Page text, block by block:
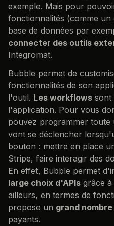
exemple. Mais pour
fonctionnalités (comme
base de données par
connecter des outils
Integromat.
Bubble permet de
fonctionnalités de son
l'outil. Les workflows sont
l'application. Pour vous
pouvez programmer toute
vont se déclencher
bouton : mettre en place
Stripe, faire interagir des
En effet, Bubble permet
large choix d'APIs grâce
ailleurs, en termes de
propose un grand
payants.